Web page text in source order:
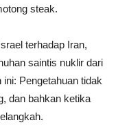
steak.
terhadap Iran,
saintis nuklir dari
Pengetahuan tidak
dan bahkan ketika